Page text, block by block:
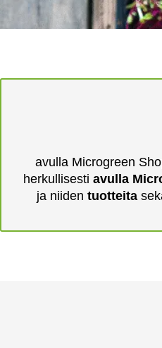
avulla Microgreen
herkullisesti avulla
ja niiden tuotteita